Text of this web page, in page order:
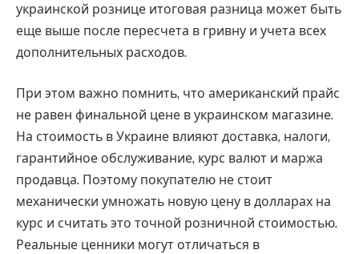
украинской рознице итоговая разница может быть
еще выше после пересчета в гривну и учета всех
дополнительных расходов.
При этом важно помнить, что американский прайс
не равен финальной цене в украинском магазине.
На стоимость в Украине влияют доставка, налоги,
гарантийное обслуживание, курс валют и маржа
продавца. Поэтому покупателю не стоит
механически умножать новую цену в долларах на
курс и считать это точной розничной стоимостью.
Реальные ценники могут отличаться в